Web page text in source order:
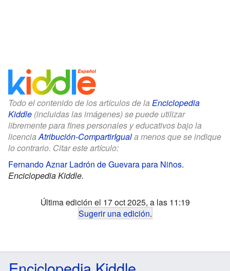
Todo el contenido de los artículos de la Enciclopedia
Kiddle (incluidas las imágenes) se puede utilizar
libremente para fines personales y educativos bajo la
licenciaAtribución-CompartirIguala menos que se indique
lo contrario. Citar este artículo:
Fernando Aznar Ladrón de Guevara para Niños.
Enciclopedia Kiddle.
Última edición el 17 oct 2025, a las 11:19
Sugerir una edición.